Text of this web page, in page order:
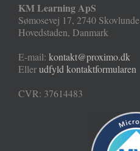
KM Learning ApS
Sømosevej 17, 2740 Skovlunde
Hovedstaden, Danmark
E-mail: kontakt@proximo.dk
Ellerudfyld kontaktformularen
CVR: 37614483